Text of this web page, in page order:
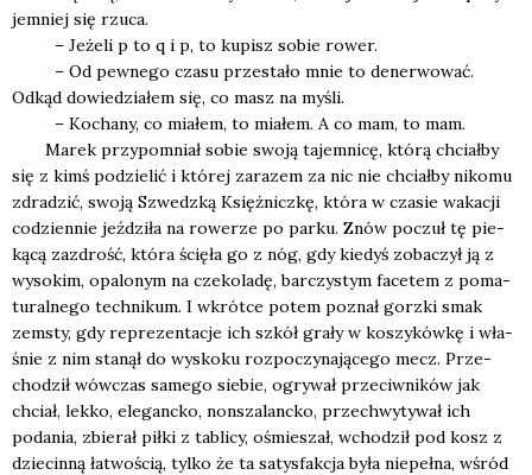
jem­niej się rzu­ca.
– Jeże­li p to q i p, to kupisz sobie rower.
– Od pew­ne­go cza­su prze­sta­ło mnie to dener­wo­wać.
Odkąd dowie­dzia­łem się, co masz na myśli.
– Kocha­ny, co mia­łem, to mia­łem. A co mam, to mam.
Marek przy­po­mniał sobie swo­ją tajem­ni­cę, któ­rą chciał­by
się z kimś podzie­lić i któ­rej zara­zem za nic nie chciał­by niko­mu
zdra­dzić, swo­ją Szwedz­ką Księż­nicz­kę, któ­ra w cza­sie waka­cji
codzien­nie jeź­dzi­ła na rowe­rze po par­ku. Znów poczuł tę pie­
ką­cą zazdrość, któ­ra ścię­ła go z nóg, gdy kie­dyś zoba­czył ją z
wyso­kim, opa­lo­nym na cze­ko­la­dę, bar­czy­stym face­tem z poma­
tu­ral­ne­go tech­ni­kum. I wkrót­ce potem poznał gorz­ki smak
zemsty, gdy repre­zen­ta­cje ich szkół gra­ły w koszy­ków­kę i wła­
śnie z nim sta­nął do wysko­ku roz­po­czy­na­ją­ce­go mecz. Prze­
cho­dził wów­czas same­go sie­bie, ogry­wał prze­ciw­ni­ków jak
chciał, lek­ko, ele­ganc­ko, non­sza­lanc­ko, prze­chwy­ty­wał ich
poda­nia, zbie­rał pił­ki z tabli­cy, ośmie­szał, wcho­dził pod kosz z
dzie­cin­ną łatwo­ścią, tyl­ko że ta satys­fak­cja była nie­peł­na, wśród